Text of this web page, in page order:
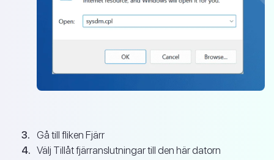
Gå till fliken Fjärr
Välj Tillåt fjärranslutningar till den här datorn